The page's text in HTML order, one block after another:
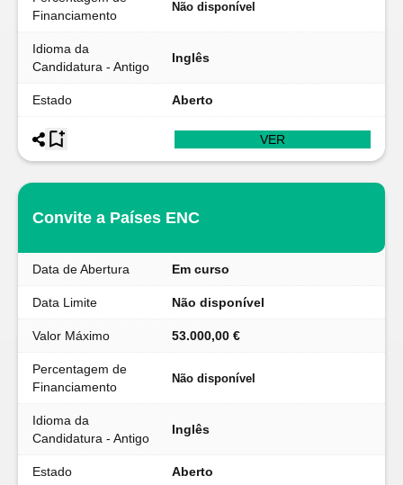
Financiamento
Não disponível
Idioma da
Candidatura - Antigo
Inglês
Estado Aberto
VER
Convite a Países ENC
Data de Abertura Em curso
Data Limite Não disponível
Valor Máximo 53.000,00 €
Percentagem de
Financiamento
Não disponível
Idioma da
Candidatura - Antigo
Inglês
Estado Aberto